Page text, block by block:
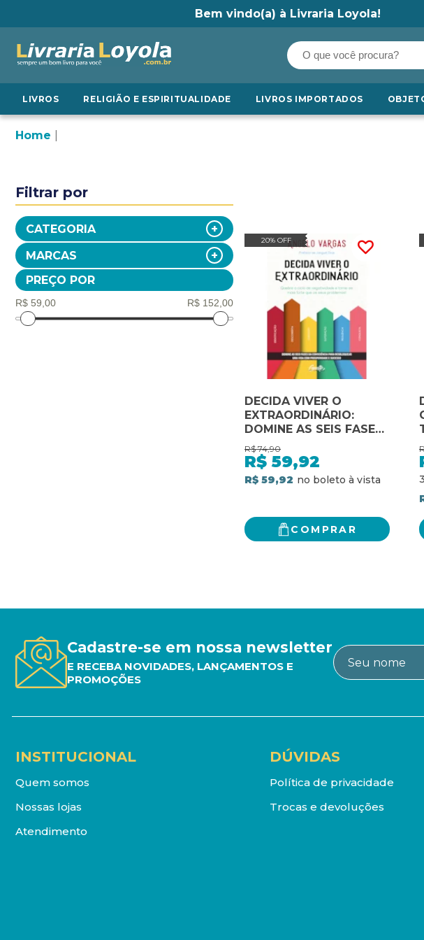
Bem vindo(a) à Livraria Loyola!
LIVROS RELIGIÃO E ESPIRITUALIDADE LIVROS IMPORTADOS
Home
Filtrar por
CATEGORIA
MARCAS
PREÇO POR
20% OFF
DECIDA VIVER O
EXTRAORDINÁRIO:
DOMINE AS SEIS FASES
DA CONSCIÊNCIA PARA
DESBLOQUEAR UMA
VIDA COM
PROSPERIDADE E
R$ 74,90
R$ 59,92
R$ 59,92
COMPRAR
3
Cadastre-se em nossa newsletter
E RECEBA NOVIDADES, LANÇAMENTOS E
PROMOÇÕES
INSTITUCIONAL
Quem somos
Nossas lojas
Atendimento
DÚVIDAS
Política de privacidade
Trocas e devoluções